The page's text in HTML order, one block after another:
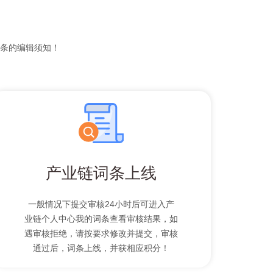
的编辑须知！
产业链词条上线
一般情况下提交审核24小时后可进入产
业链个人中心我的词条查看审核结果，如
遇审核拒绝，请按要求修改并提交，审核
通过后，词条上线，并获相应积分！